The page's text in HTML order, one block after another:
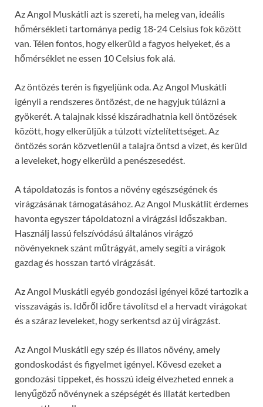
Az Angol Muskátli azt is szereti, ha meleg van, ideális
hőmérsékleti tartománya pedig 18-24 Celsius fok között
van. Télen fontos, hogy elkerüld a fagyos helyeket, és a
hőmérséklet ne essen 10 Celsius fok alá.
Az öntözés terén is figyeljünk oda. Az Angol Muskátli
igényli a rendszeres öntözést, de ne hagyjuk túlázni a
gyökerét. A talajnak kissé kiszáradhatnia kell öntözések
között, hogy elkerüljük a túlzott víztelítettséget. Az
öntözés során közvetlenül a talajra öntsd a vizet, és kerüld
a leveleket, hogy elkerüld a penészesedést.
A tápoldatozás is fontos a növény egészségének és
virágzásának támogatásához. Az Angol Muskátlit érdemes
havonta egyszer tápoldatozni a virágzási időszakban.
Használj lassú felszívódású általános virágzó
növényeknek szánt műtrágyát, amely segíti a virágok
gazdag és hosszan tartó virágzását.
Az Angol Muskátli egyéb gondozási igényei közé tartozik a
visszavágás is. Időről időre távolítsd el a hervadt virágokat
és a száraz leveleket, hogy serkentsd az új virágzást.
Az Angol Muskátli egy szép és illatos növény, amely
gondoskodást és figyelmet igényel. Kövesd ezeket a
gondozási tippeket, és hosszú ideig élvezheted ennek a
lenyűgöző növénynek a szépségét és illatát kertedben